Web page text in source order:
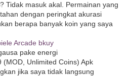
Tidak masuk akal. Permainan yang
dengan peringkat akurasi
berapa banyak koin yang saya
Arcade bkuy
pake energi
Unlimited Coins) Apk
jika saya tidak langsung